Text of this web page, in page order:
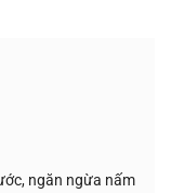
ngăn ngừa nấm